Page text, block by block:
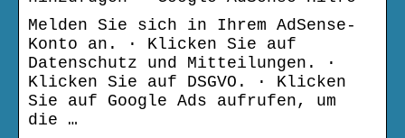
Melden Sie sich in Ihrem AdSense-
Konto an. · Klicken Sie auf
Datenschutz und Mitteilungen. ·
Klicken Sie auf DSGVO. · Klicken
Sie auf Google Ads aufrufen, um
die …